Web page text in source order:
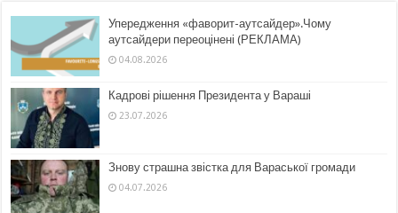
Упередження «фаворит-аутсайдер».Чому
аутсайдери переоцінені (РЕКЛАМА)
04.08.2026
Кадрові рішення Президента у Вараші
23.07.2026
Знову страшна звістка для Вараської громади
04.07.2026